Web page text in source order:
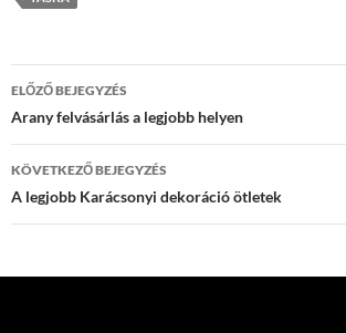
Bejegyzés
navigáció
ELŐZŐ BEJEGYZÉS
Arany felvásárlás a legjobb helyen
KÖVETKEZŐ BEJEGYZÉS
A legjobb Karácsonyi dekoráció ötletek